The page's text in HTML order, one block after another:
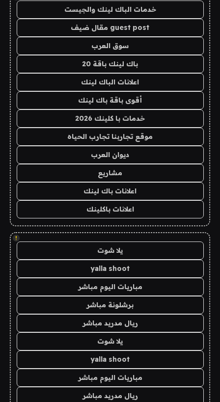
خدمات الباك لينك والجيست
guest post مقال ضيف
سوق العرب
باك لينك باقة 20
اعلانات الباك لينك
أقوى باقة باك لينك
خدمات با كلينك 2026
موقع تجاربنا تجارب الحياه
ديوان العرب
مشاريع
اعلانات باك لينك
اعلانات باكلينك
!
يلا شوت
yalla shoot
مباريات اليوم مباشر
برشلونة مباشر
ريال مدريد مباشر
يلا شوت
yalla shoot
مباريات اليوم مباشر
ريال مدريد مباشر